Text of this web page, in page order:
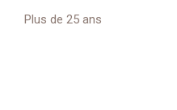
Plus de 25 ans